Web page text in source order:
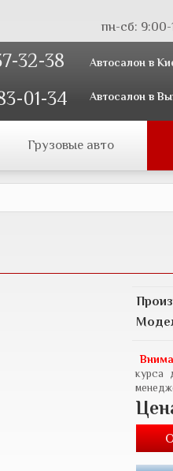
пн-сб:
32-38
01-34
Автосалон в
Автосалон в
Грузовые авто
курса